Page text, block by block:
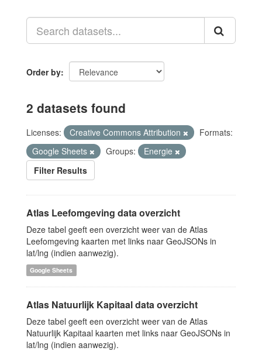
Order by
2 datasets found
Licenses: Creative Commons Attribution
Formats:
Google Sheets
Groups:
Energie
Filter Results
Atlas Leefomgeving data overzicht
Deze tabel geeft een overzicht weer van de Atlas
Leefomgeving kaarten met links naar GeoJSONs in
lat/lng (indien aanwezig).
Google Sheets
Atlas Natuurlijk Kapitaal data overzicht
Deze tabel geeft een overzicht weer van de Atlas
Natuurlijk Kapitaal kaarten met links naar GeoJSONs in
lat/lng (indien aanwezig).